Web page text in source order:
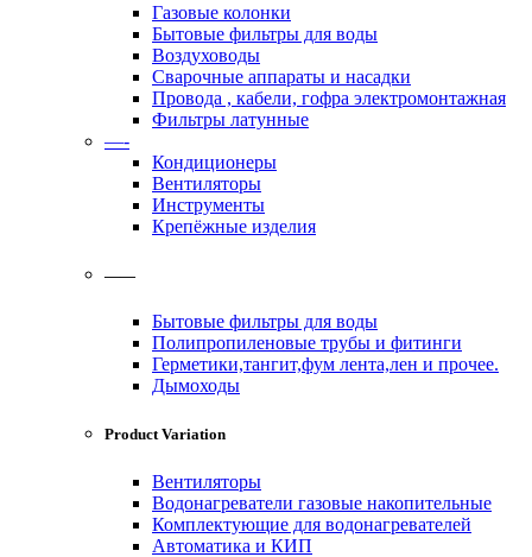
Газовые колонки
Бытовые фильтры для воды
Воздуховоды
Сварочные аппараты и насадки
Провода , кабели, гофра электромонтажная
Фильтры латунные
—-
Кондиционеры
Вентиляторы
Инструменты
Крепёжные изделия
——
Бытовые фильтры для воды
Полипропиленовые трубы и фитинги
Герметики,тангит,фум лента,лен и прочее.
Дымоходы
Product Variation
Вентиляторы
Водонагреватели газовые накопительные
Комплектующие для водонагревателей
Автоматика и КИП